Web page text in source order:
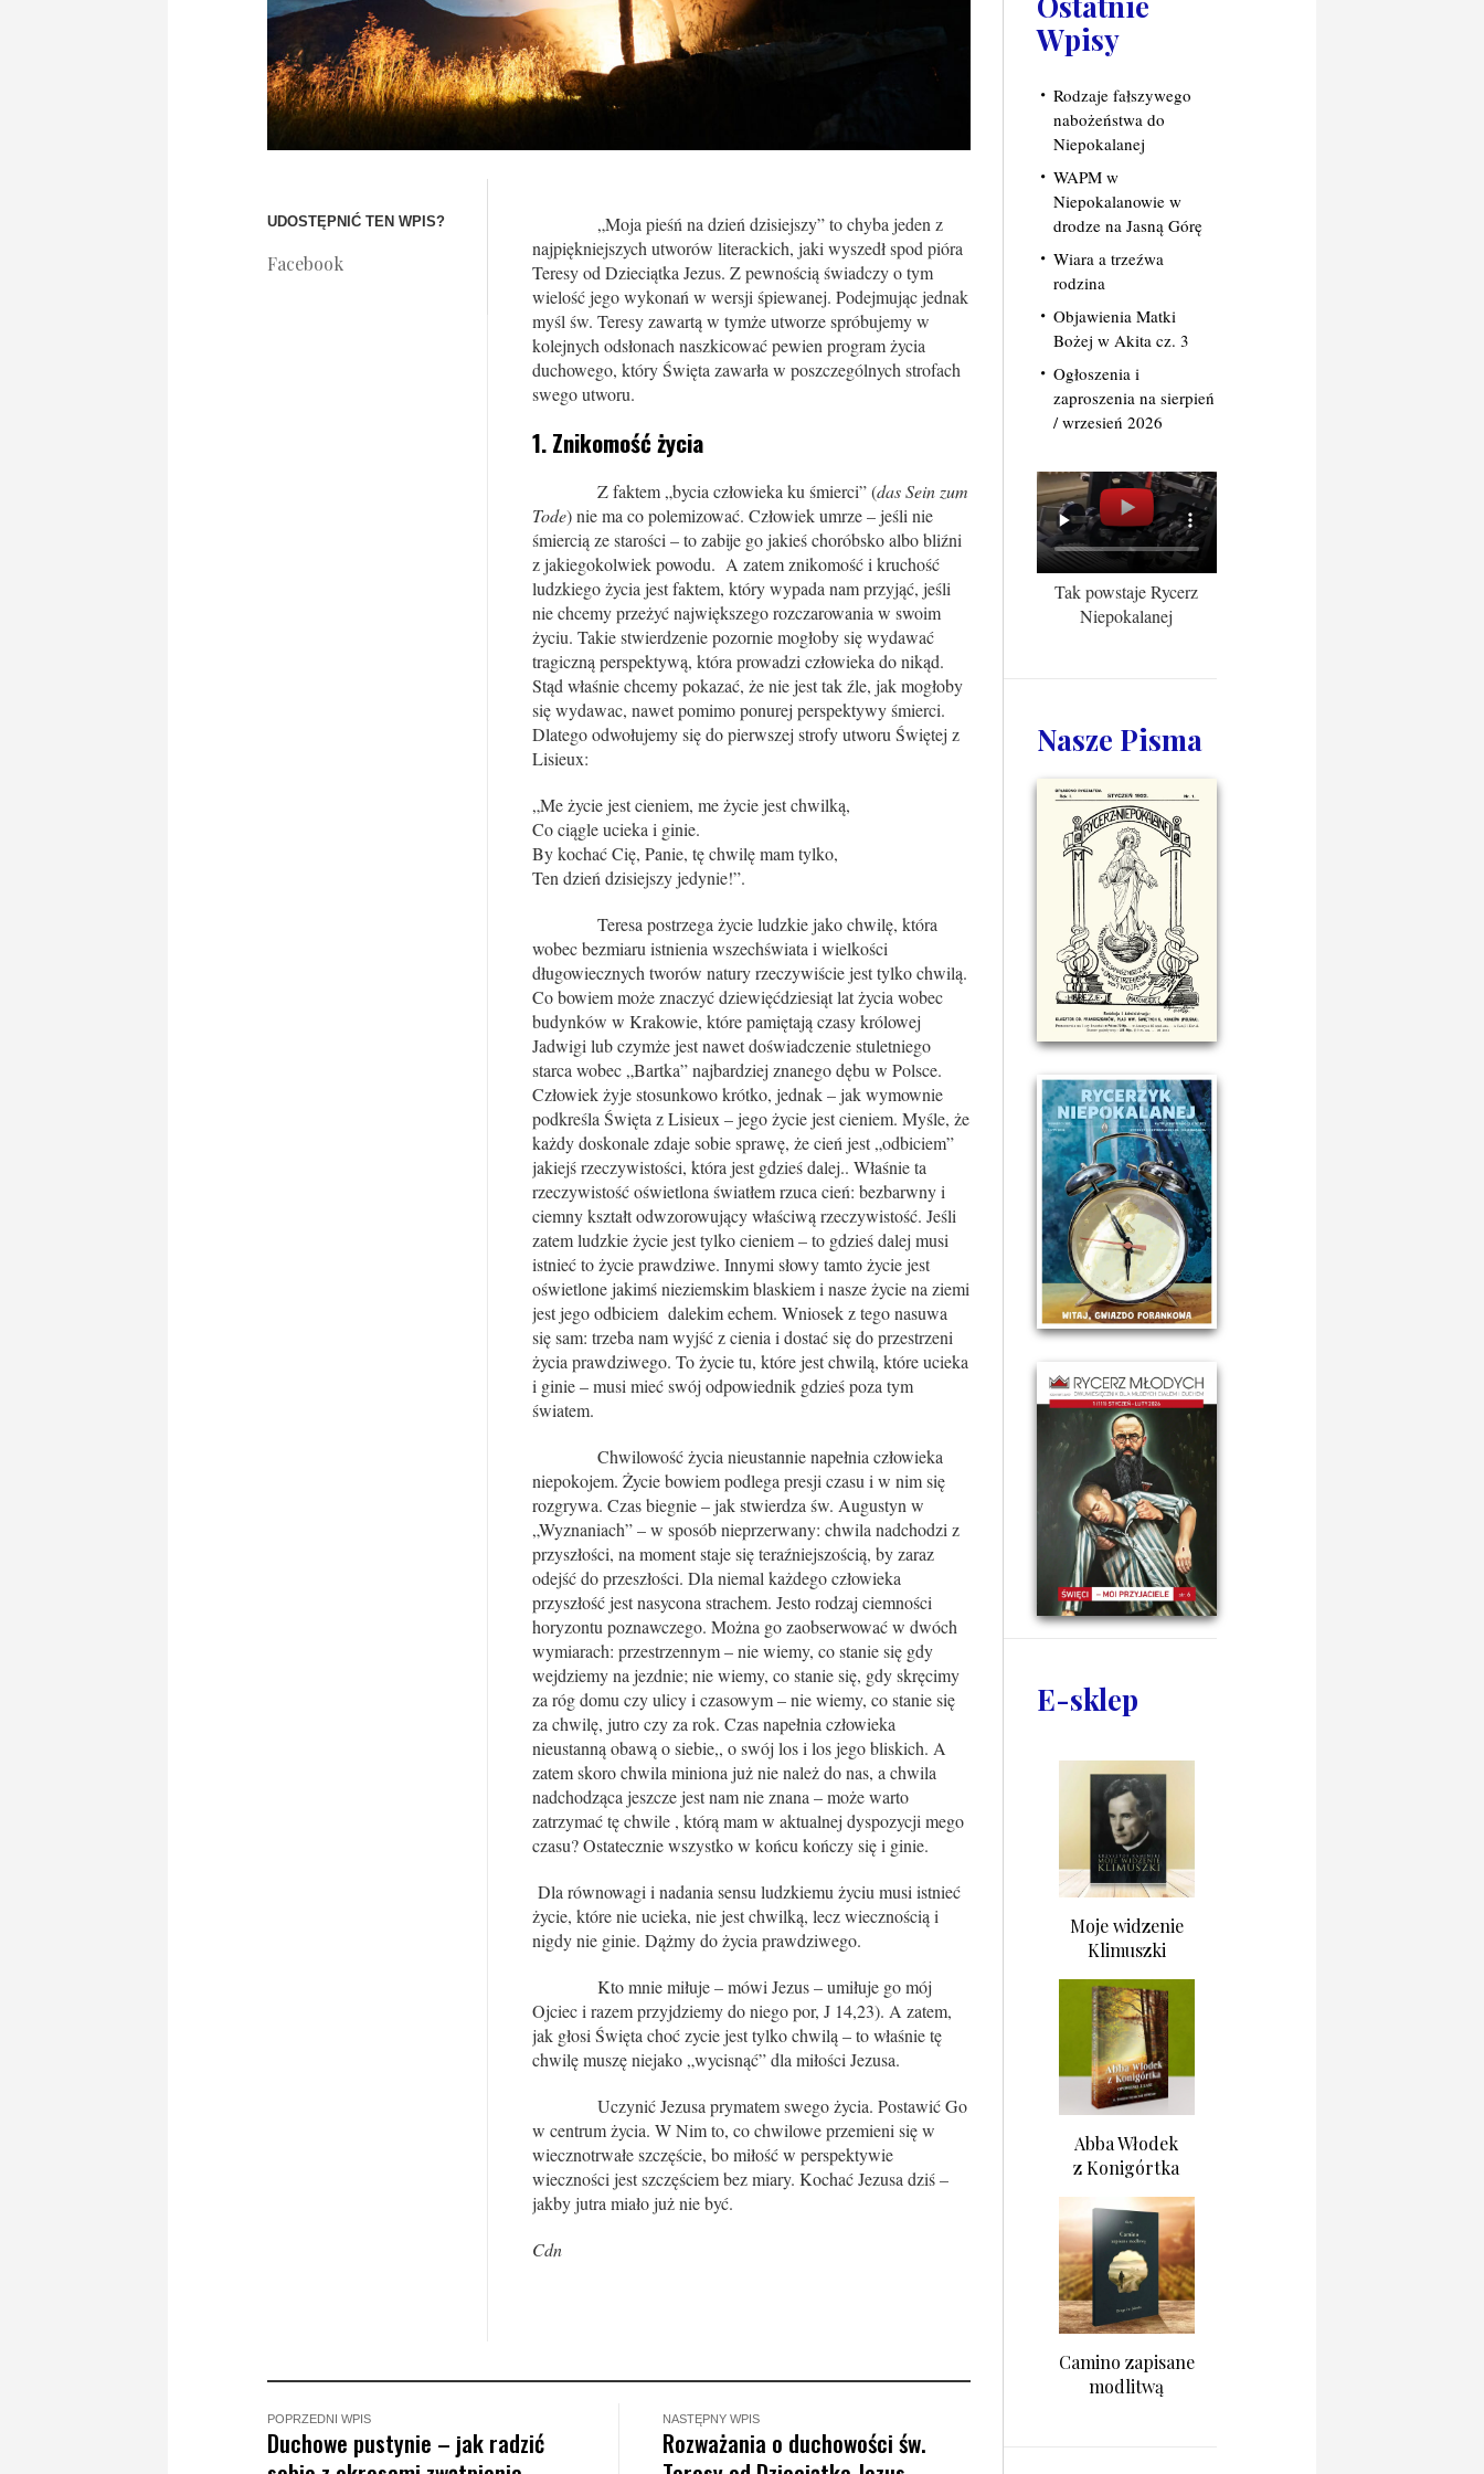
UDOSTĘPNIĆ TEN WPIS?
Facebook
„Moja pieśń na dzień dzisiejszy” to chyba jeden z
najpiękniejszych utworów literackich, jaki wyszedł spod pióra
Teresy od Dzieciątka Jezus. Z pewnością świadczy o tym
wielość jego wykonań w wersji śpiewanej. Podejmując jednak
myśl św. Teresy zawartą w tymże utworze spróbujemy w
kolejnych odsłonach naszkicować pewien program życia
duchowego, który Święta zawarła w poszczególnych strofach
swego utworu.
1. Znikomość życia
Z faktem „bycia człowieka ku śmierci” (das Sein zum
Tode) nie ma co polemizować. Człowiek umrze – jeśli nie
śmiercią ze starości – to zabije go jakieś choróbsko albo bliźni
z jakiegokolwiek powodu. A zatem znikomość i kruchość
ludzkiego życia jest faktem, który wypada nam przyjąć, jeśli
nie chcemy przeżyć największego rozczarowania w swoim
życiu. Takie stwierdzenie pozornie mogłoby się wydawać
tragiczną perspektywą, która prowadzi człowieka do nikąd.
Stąd właśnie chcemy pokazać, że nie jest tak źle, jak mogłoby
się wydawac, nawet pomimo ponurej perspektywy śmierci.
Dlatego odwołujemy się do pierwszej strofy utworu Świętej z
Lisieux:
„Me życie jest cieniem, me życie jest chwilką,
Co ciągle ucieka i ginie.
By kochać Cię, Panie, tę chwilę mam tylko,
Ten dzień dzisiejszy jedynie!”.
Teresa postrzega życie ludzkie jako chwilę, która
wobec bezmiaru istnienia wszechświata i wielkości
długowiecznych tworów natury rzeczywiście jest tylko chwilą.
Co bowiem może znaczyć dziewięćdziesiąt lat życia wobec
budynków w Krakowie, które pamiętają czasy królowej
Jadwigi lub czymże jest nawet doświadczenie stuletniego
starca wobec „Bartka” najbardziej znanego dębu w Polsce.
Człowiek żyje stosunkowo krótko, jednak – jak wymownie
podkreśla Święta z Lisieux – jego życie jest cieniem. Myśle, że
każdy doskonale zdaje sobie sprawę, że cień jest „odbiciem”
jakiejś rzeczywistości, która jest gdzieś dalej.. Właśnie ta
rzeczywistość oświetlona światłem rzuca cień: bezbarwny i
ciemny kształt odwzorowujący właściwą rzeczywistość. Jeśli
zatem ludzkie życie jest tylko cieniem – to gdzieś dalej musi
istnieć to życie prawdziwe. Innymi słowy tamto życie jest
oświetlone jakimś nieziemskim blaskiem i nasze życie na ziemi
jest jego odbiciem dalekim echem. Wniosek z tego nasuwa
się sam: trzeba nam wyjść z cienia i dostać się do przestrzeni
życia prawdziwego. To życie tu, które jest chwilą, które ucieka
i ginie – musi mieć swój odpowiednik gdzieś poza tym
światem.
Chwilowość życia nieustannie napełnia człowieka
niepokojem. Życie bowiem podlega presji czasu i w nim się
rozgrywa. Czas biegnie – jak stwierdza św. Augustyn w
„Wyznaniach” – w sposób nieprzerwany: chwila nadchodzi z
przyszłości, na moment staje się teraźniejszością, by zaraz
odejść do przeszłości. Dla niemal każdego człowieka
przyszłość jest nasycona strachem. Jesto rodzaj ciemności
horyzontu poznawczego. Można go zaobserwować w dwóch
wymiarach: przestrzennym – nie wiemy, co stanie się gdy
wejdziemy na jezdnie; nie wiemy, co stanie się, gdy skręcimy
za róg domu czy ulicy i czasowym – nie wiemy, co stanie się
za chwilę, jutro czy za rok. Czas napełnia człowieka
nieustanną obawą o siebie,, o swój los i los jego bliskich. A
zatem skoro chwila miniona już nie należ do nas, a chwila
nadchodząca jeszcze jest nam nie znana – może warto
zatrzymać tę chwile , którą mam w aktualnej dyspozycji mego
czasu? Ostatecznie wszystko w końcu kończy się i ginie.
Dla równowagi i nadania sensu ludzkiemu życiu musi istnieć
życie, które nie ucieka, nie jest chwilką, lecz wiecznością i
nigdy nie ginie. Dążmy do życia prawdziwego.
Kto mnie miłuje – mówi Jezus – umiłuje go mój
Ojciec i razem przyjdziemy do niego por, J 14,23). A zatem,
jak głosi Święta choć zycie jest tylko chwilą – to właśnie tę
chwilę muszę niejako „wycisnąć” dla miłości Jezusa.
Uczynić Jezusa prymatem swego życia. Postawić Go
w centrum życia. W Nim to, co chwilowe przemieni się w
wiecznotrwałe szczęście, bo miłość w perspektywie
wieczności jest szczęściem bez miary. Kochać Jezusa dziś –
jakby jutra miało już nie być.
Cdn
POPRZEDNI WPIS
Duchowe pustynie – jak radzić
NASTĘPNY WPIS
Rozważania o duchowości św.
Wpisy
Rodzaje fałszywego
nabożeństwa do
Niepokalanej
WAPM w
Niepokalanowie w
drodze na Jasną Górę
Wiara a trzeźwa
rodzina
Objawienia Matki
Bożej w Akita cz. 3
Ogłoszenia i
zaproszenia na sierpień
/ wrzesień 2026
Tak powstaje Rycerz
Niepokalanej
Nasze Pisma
E-sklep
Moje widzenie
Klimuszki
Abba Włodek
z Konigórtka
Camino zapisane
modlitwą